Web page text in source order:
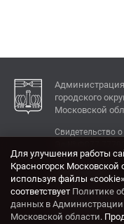
Администрация
городского
Московской
Свидетельство
КОНТАКТЫ
Адрес: 143404,
ул. Ленина,
Для улучшения работы
Красногорск
используя файлы
соответствует Политике
данных в Администрации
Московской области.